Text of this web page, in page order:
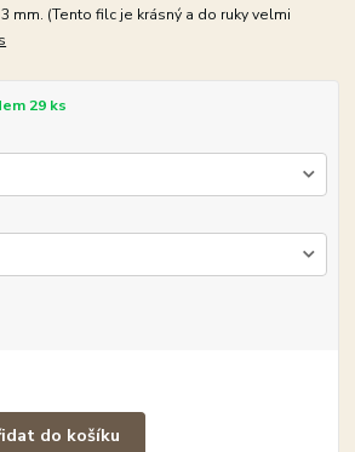
mm. (Tento filc je krásný a do ruky velmi
29 ks
do košíku